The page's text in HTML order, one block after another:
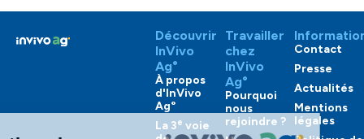
Découvrir
InVivo
Ag°
À propos
d'InVivo
Ag°
La 3e voie
Travailler
chez
InVivo
Ag°
Pourquoi
nous
rejoindre ?
Contact
Presse
Actualités
Mentions
légales